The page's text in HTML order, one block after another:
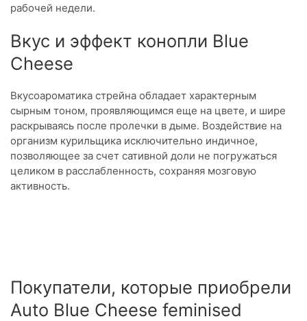
рабочей недели.
Вкус и эффект конопли Blue
Cheese
Вкусоароматика стрейна обладает характерным
сырным тоном, проявляющимся еще на цвете, и шире
раскрываясь после пролечки в дыме. Воздействие на
организм курильщика исключительно индичное,
позволяющее за счет сативной доли не погружаться
целиком в расслабленность, сохраняя мозговую
активность.
Покупатели, которые приобрели
Auto Blue Cheese feminised